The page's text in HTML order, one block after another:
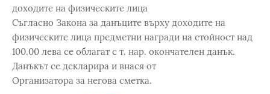
доходите на физическите лица
Съгласно Закона за данъците върху доходите на
физическите лица предметни награди на стойност над
100.00 лева се облагат с т. нар. окончателен данък.
Данъкът се декларира и внася от
Организатора за негова сметка.